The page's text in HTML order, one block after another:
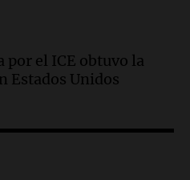
Agostina Vega, tras
"En esa casa
que ver"
qué alimentos
por el ICE obtuvo la
Estados Unidos